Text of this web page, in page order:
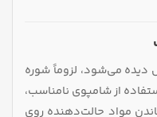
می‌شود، لزوماً شوره
از شامپوی نامناسب،
مواد حالت‌دهنده روی